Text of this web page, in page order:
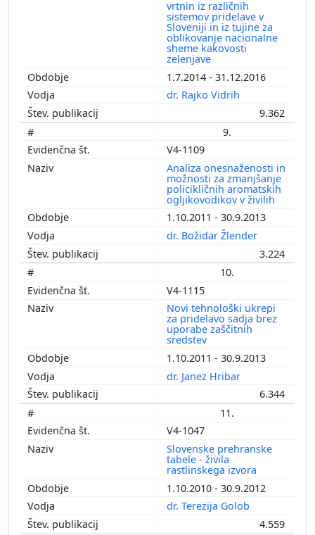
vrtnin iz različnih
sistemov pridelave v
Sloveniji in iz tujine za
oblikovanje nacionalne
sheme kakovosti
zelenjave
1.7.2014 - 31.12.2016
dr. Rajko Vidrih
9.362
9.
V4-1109
Analiza onesnaženosti in
možnosti za zmanjšanje
policikličnih aromatskih
ogljikovodikov v živilih
1.10.2011 - 30.9.2013
dr. Božidar Žlender
3.224
10.
V4-1115
Novi tehnološki ukrepi
za pridelavo sadja brez
uporabe zaščitnih
sredstev
1.10.2011 - 30.9.2013
dr. Janez Hribar
6.344
11.
V4-1047
Slovenske prehranske
tabele - živila
rastlinskega izvora
1.10.2010 - 30.9.2012
dr. Terezija Golob
4.559